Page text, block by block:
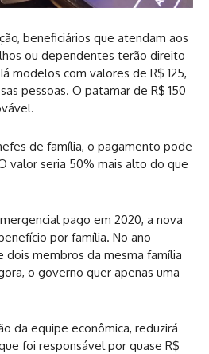
beneficiários que atendam aos
ou dependentes terão direito
modelos com valores de R$ 125,
pessoas. O patamar de R$ 150
de família, o pagamento pode
valor seria 50% mais alto do que
pago em 2020, a nova
por família. No ano
dois membros da mesma família
o governo quer apenas uma
da equipe econômica, reduzirá
foi responsável por quase R$